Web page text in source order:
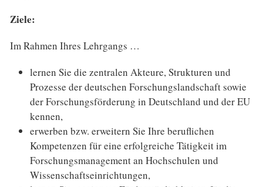
Ziele:
Im Rahmen Ihres Lehrgangs …
lernen Sie die zentralen Akteure, Strukturen und
Prozesse der deutschen Forschungslandschaft sowie
der Forschungsförderung in Deutschland und der EU
kennen,
erwerben bzw. erweitern Sie Ihre beruflichen
Kompetenzen für eine erfolgreiche Tätigkeit im
Forschungsmanagement an Hochschulen und
Wissenschaftseinrichtungen,